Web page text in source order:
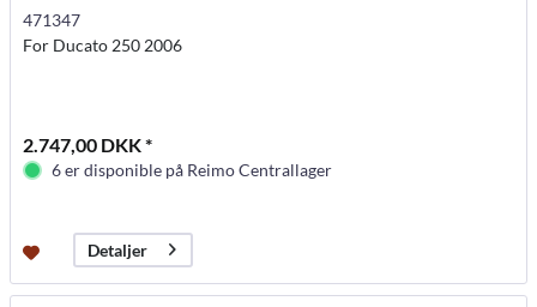
471347
For Ducato 250 2006
2.747,00 DKK *
6 er disponible på Reimo Centrallager
Detaljer